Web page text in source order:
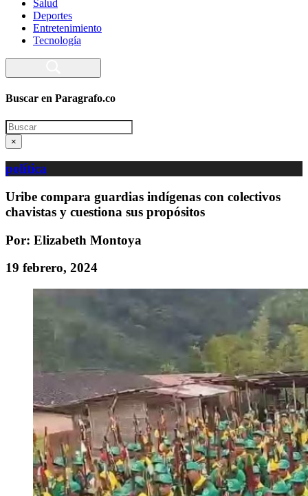
Salud
Deportes
Entretenimiento
Tecnología
Buscar en Paragrafo.co
Search
×
política
Uribe compara guardias indígenas con colectivos
chavistas y cuestiona sus propósitos
Por: Elizabeth Montoya
19 febrero, 2024